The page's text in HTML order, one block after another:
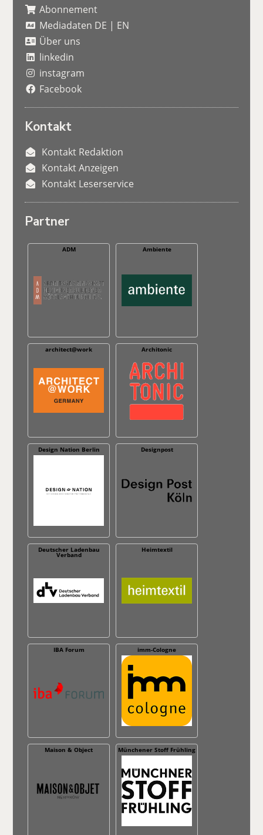
Abonnement
Mediadaten DE | EN
Über uns
linkedin
instagram
Facebook
Kontakt
Kontakt Redaktion
Kontakt Anzeigen
Kontakt Leserservice
Partner
ADM Ambiente
architect@work Architonic
Design Nation Berlin Designpost
Deutscher Ladenbau
Verband
Heimtextil
IBA Forum imm-Cologne
Maison & Object Münchener Stoff Frühling